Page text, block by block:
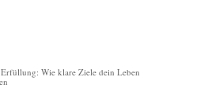
Wie klare Ziele dein Leben